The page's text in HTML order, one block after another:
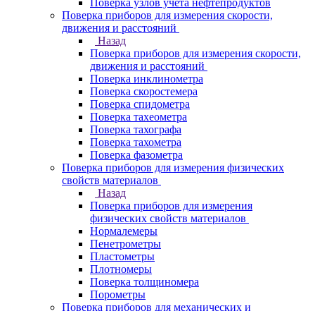
Поверка узлов учета нефтепродуктов
Поверка приборов для измерения скорости,
движения и расстояний
Назад
Поверка приборов для измерения скорости,
движения и расстояний
Поверка инклинометра
Поверка скоростемера
Поверка спидометра
Поверка тахеометра
Поверка тахографа
Поверка тахометра
Поверка фазометра
Поверка приборов для измерения физических
свойств материалов
Назад
Поверка приборов для измерения
физических свойств материалов
Нормалемеры
Пенетрометры
Пластометры
Плотномеры
Поверка толщиномера
Порометры
Поверка приборов для механических и